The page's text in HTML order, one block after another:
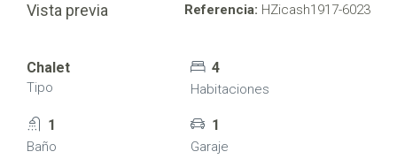
Vista previa Referencia: HZicash1917-6023
Chalet
Tipo
4
Habitaciones
1
Baño
1
Garaje